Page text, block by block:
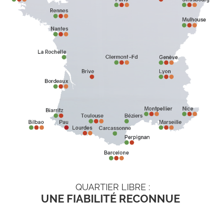
QUARTIER LIBRE :
UNE FIABILITÉ RECONNUE